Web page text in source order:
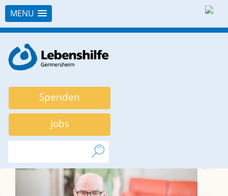
MENU
content
Spenden
Jobs